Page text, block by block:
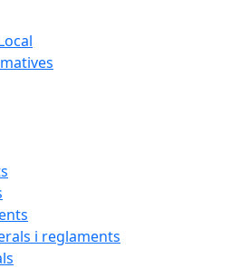
i reglaments